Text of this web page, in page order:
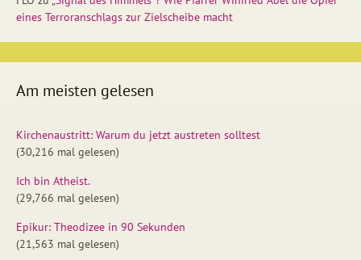
eines Terroranschlags zur Zielscheibe macht
Am meisten gelesen
Kirchenaustritt: Warum du jetzt austreten solltest
(30,216 mal gelesen)
Ich bin Atheist.
(29,766 mal gelesen)
Epikur: Theodizee in 90 Sekunden
(21,563 mal gelesen)